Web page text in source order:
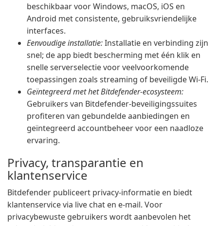
beschikbaar voor Windows, macOS, iOS en
Android met consistente, gebruiksvriendelijke
interfaces.
Eenvoudige installatie:Installatie en verbinding zijn
snel; de app biedt bescherming met één klik en
snelle serverselectie voor veelvoorkomende
toepassingen zoals streaming of beveiligde Wi-Fi.
Geïntegreerd met het Bitdefender-ecosysteem:
Gebruikers van Bitdefender-beveiligingssuites
profiteren van gebundelde aanbiedingen en
geïntegreerd accountbeheer voor een naadloze
ervaring.
Privacy, transparantie en
klantenservice
Bitdefender publiceert privacy-informatie en biedt
klantenservice via live chat en e-mail. Voor
privacybewuste gebruikers wordt aanbevolen het